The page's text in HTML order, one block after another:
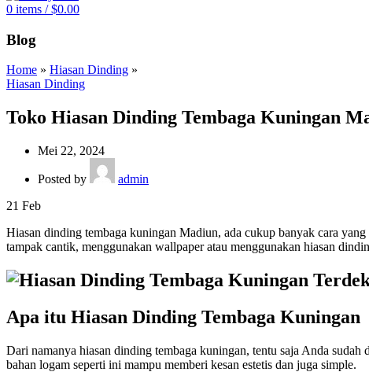
0 items / $0.00
Blog
Home » Hiasan Dinding »
Hiasan Dinding
Toko Hiasan Dinding Tembaga Kuningan
Mei 22, 2024
Posted by
admin
21 Feb
Hiasan dinding tembaga kuningan Madiun, ada cukup banyak cara
tampak cantik, menggunakan wallpaper atau menggunakan hiasan
Apa itu Hiasan Dinding Tembaga Kuningan
Dari namanya hiasan dinding tembaga kuningan, tentu saja Anda
bahan logam seperti ini mampu memberi kesan estetis dan juga simple.